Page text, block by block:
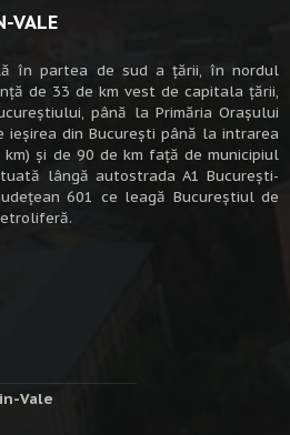
VALE
în partea de sud a ţării, în nordul
de 33 de km vest de capitala țării,
până la Primăria Orașului
din București până la intrarea
şi de 90 de km faţă de municipiul
lângă autostrada A1 Bucureşti-
601 ce leagă Bucureştiul de
Vale